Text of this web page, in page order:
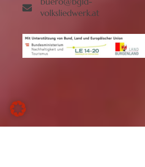
volksliedwerk.at